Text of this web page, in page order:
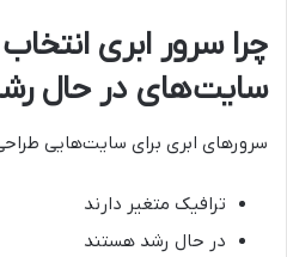
چرا سرور ابری
سایت‌های در حال
سرورهای ابری برای سایت‌هایی
ترافیک متغیر دارند
در حال رشد هستند